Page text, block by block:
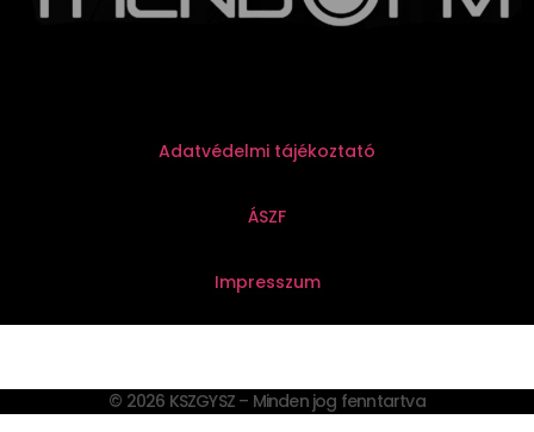
Adatvédelmi tájékoztató
ÁSZF
Impresszum
© 2026 KSZGYSZ – Minden jog fenntartva